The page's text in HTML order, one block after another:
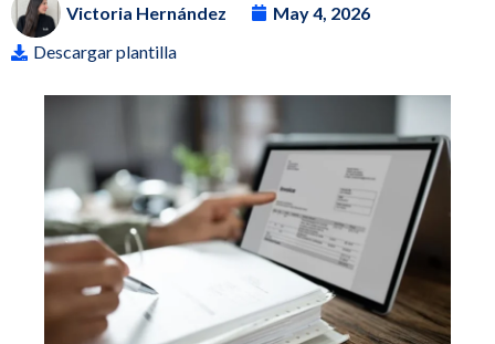
Victoria Hernández
May 4, 2026
Descargar plantilla